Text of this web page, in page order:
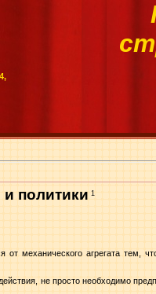
политики 1
от механического агрегата тем,
не просто необходимо